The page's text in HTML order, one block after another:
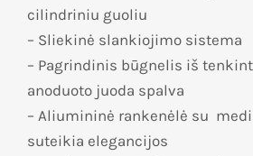
cilindriniu guoliu
– Sliekinė slankiojimo sistema
– Pagrindinis būgnelis iš
anoduoto juoda spalva
– Aliumininė rankenėlė su
suteikia elegancijos